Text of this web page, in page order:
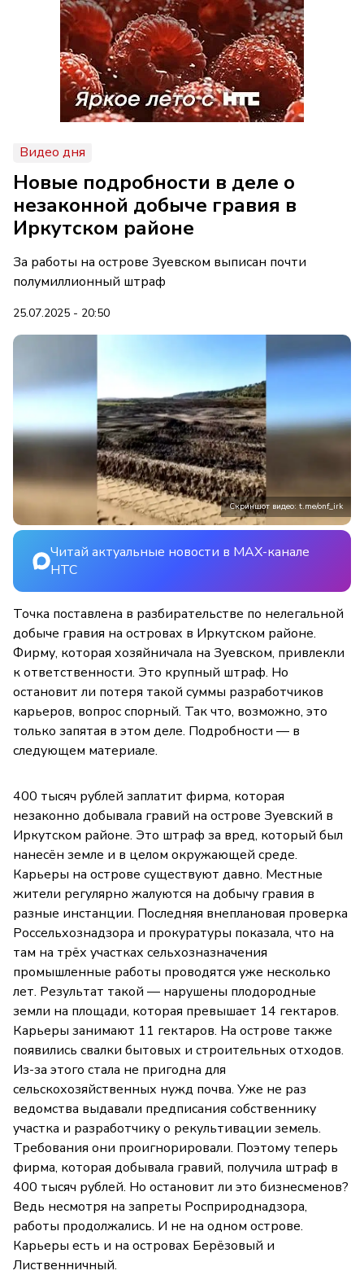
Видео дня
Новые подробности в деле о
незаконной добыче гравия в
Иркутском районе
За работы на острове Зуевском выписан почти
полумиллионный штраф
25.07.2025 - 20:50
Скриншот видео: t.me/onf_irk
Читай актуальные новости в MAX-канале
НТС
Точка поставлена в разбирательстве по нелегальной
добыче гравия на островах в Иркутском районе.
Фирму, которая хозяйничала на Зуевском, привлекли
к ответственности. Это крупный штраф. Но
остановит ли потеря такой суммы разработчиков
карьеров, вопрос спорный. Так что, возможно, это
только запятая в этом деле. Подробности — в
следующем материале.
400 тысяч рублей заплатит фирма, которая
незаконно добывала гравий на острове Зуевский в
Иркутском районе. Это штраф за вред, который был
нанесён земле и в целом окружающей среде.
Карьеры на острове существуют давно. Местные
жители регулярно жалуются на добычу гравия в
разные инстанции. Последняя внеплановая проверка
Россельхознадзора и прокуратуры показала, что на
там на трёх участках сельхозназначения
промышленные работы проводятся уже несколько
лет. Результат такой — нарушены плодородные
земли на площади, которая превышает 14 гектаров.
Карьеры занимают 11 гектаров. На острове также
появились свалки бытовых и строительных отходов.
Из-за этого стала не пригодна для
сельскохозяйственных нужд почва. Уже не раз
ведомства выдавали предписания собственнику
участка и разработчику о рекультивации земель.
Требования они проигнорировали. Поэтому теперь
фирма, которая добывала гравий, получила штраф в
400 тысяч рублей. Но остановит ли это бизнесменов?
Ведь несмотря на запреты Росприроднадзора,
работы продолжались. И не на одном острове.
Карьеры есть и на островах Берёзовый и
Лиственничный.